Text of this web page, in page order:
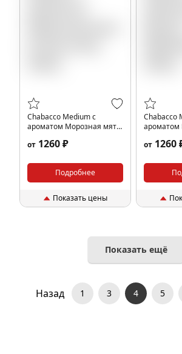
Chabacco Medium с
ароматом Морозная мята
от 1260 ₽
Подробнее
Показать цены
Chabacco
ароматом
от 1260
Показать ещё
Назад 1 3 4 5